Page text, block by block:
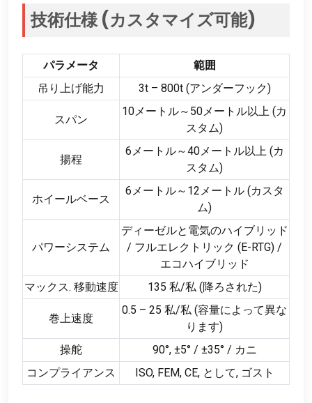
技術仕様 (カスタマイズ可能)
パラメータ
範囲
吊り上げ能力
3t – 800t (アンダーフック)
スパン
10メートル～50メートル以上 (カ
スタム)
揚程
6メートル～40メートル以上 (カ
スタム)
ホイールベース
6メートル～12メートル (カスタ
ム)
パワーシステム
ディーゼルと電気のハイブリッド
/ フルエレクトリック (E-RTG) /
エコハイブリッド
マックス. 移動速度
135 私/私 (降ろされた)
巻上速度
0.5 – 25 私/私 (容量によって異な
ります)
操舵
90°, ±5° / ±35° / カニ
コンプライアンス
ISO, FEM, CE, として, ゴスト